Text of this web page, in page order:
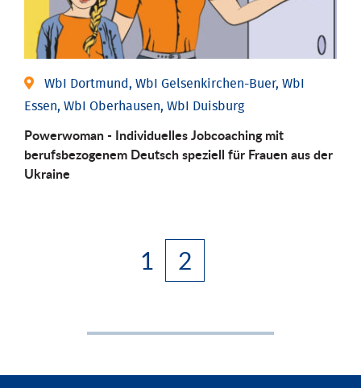
WbI Dortmund, WbI Gelsenkirchen-Buer, WbI
Essen, WbI Oberhausen, WbI Duisburg
Powerwoman - Individuelles Jobcoaching mit
berufsbezogenem Deutsch speziell für Frauen aus der
Ukraine
1 2